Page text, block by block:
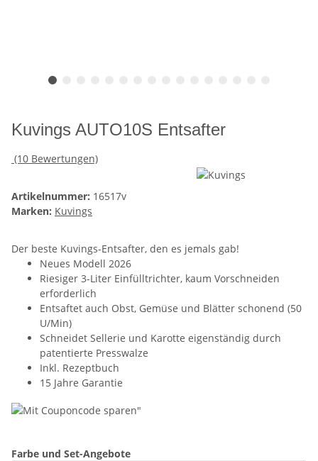
Kuvings AUTO10S Entsafter
(10 Bewertungen)
Artikelnummer: 16517v
Marken: Kuvings
Der beste Kuvings-Entsafter, den es jemals gab!
Neues Modell 2026
Riesiger 3-Liter Einfülltrichter, kaum Vorschneiden
erforderlich
Entsaftet auch Obst, Gemüse und Blätter schonend (50
U/Min)
Schneidet Sellerie und Karotte eigenständig durch
patentierte Presswalze
Inkl. Rezeptbuch
15 Jahre Garantie
Farbe und Set-Angebote